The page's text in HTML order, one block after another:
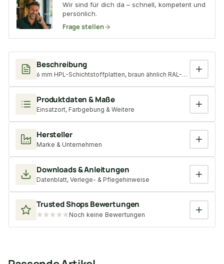
Beschreibung
6 mm HPL-Schichtstoffplatten, braun ähnlich RAL-Ton: 8017,
Produktdaten & Maße
Einsatzort, Farbgebung & Weitere
Hersteller
Marke & Unternehmen
Downloads & Anleitungen
Datenblatt, Verlege- & Pflegehinweise
Trusted Shops Bewertungen
Noch keine Bewertungen
Wir sind für dich da – schnell, kompetent und
persönlich.
Frage stellen